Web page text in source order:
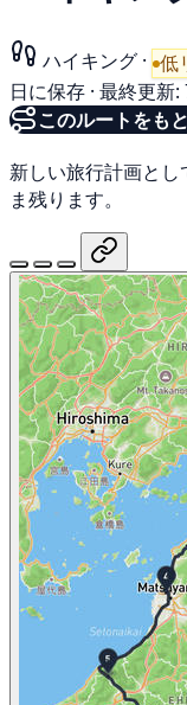
ハイキング · 低
日に保存 · 最終更新:
このルートをも
新しい旅行計画と
ま残ります。